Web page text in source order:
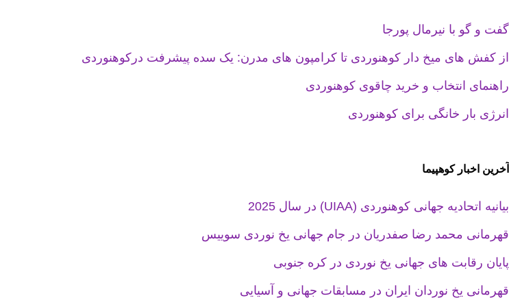
گفت و گو با نیرمال پورجا
از کفش های میخ دار کوهنوردی تا کرامپون های مدرن: یک سده پیشرفت درکوهنوردی
راهنمای انتخاب و خرید چاقوی کوهنوردی
انرژی بار خانگی برای کوهنوردی
آخرین اخبار کوهپیما
بیانیه اتحادیه جهانی کوهنوردی (UIAA) در سال 2025
قهرمانی محمد رضا صفدریان در جام جهانی یخ نوردی سوییس
پایان رقابت های جهانی یخ نوردی در کره جنوبی
قهرمانی یخ نوردان ایران در مسابقات جهانی و آسیایی